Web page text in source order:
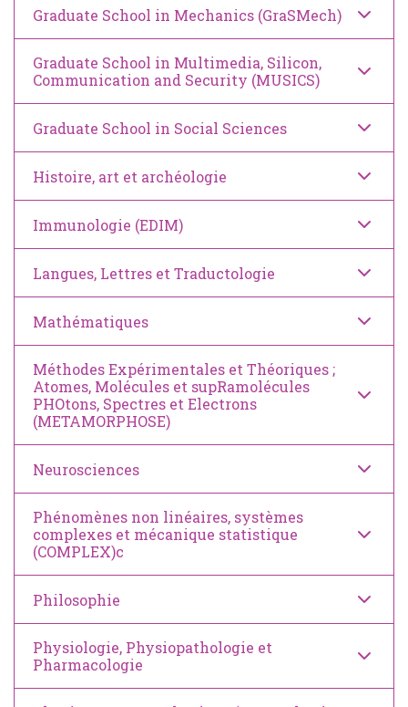
Graduate School in Mechanics (GraSMech)
Graduate School in Multimedia, Silicon,
Communication and Security (MUSICS)
Graduate School in Social Sciences
Histoire, art et archéologie
Immunologie (EDIM)
Langues, Lettres et Traductologie
Mathématiques
Méthodes Expérimentales et Théoriques ;
Atomes, Molécules et supRamolécules
PHOtons, Spectres et Electrons
(METAMORPHOSE)
Neurosciences
Phénomènes non linéaires, systèmes
complexes et mécanique statistique
(COMPLEX)c
Philosophie
Physiologie, Physiopathologie et
Pharmacologie